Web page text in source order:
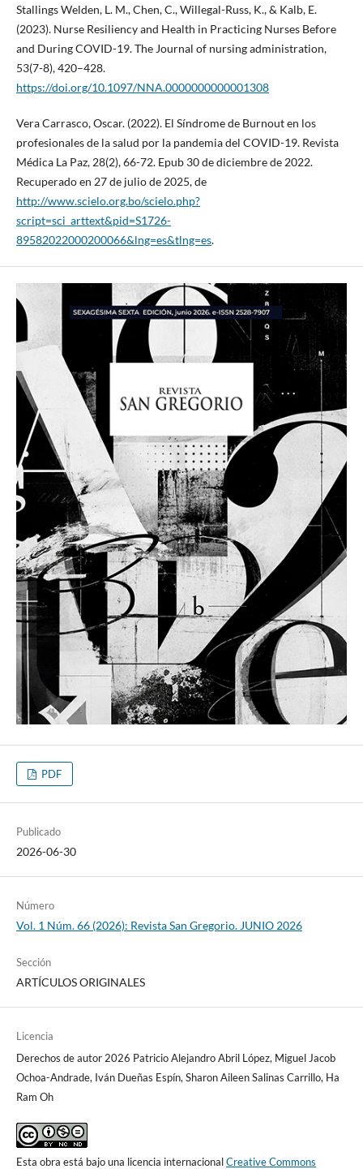
Stallings Welden, L. M., Chen, C., Willegal-Russ, K., & Kalb, E.
(2023). Nurse Resiliency and Health in Practicing Nurses Before
and During COVID-19. The Journal of nursing administration,
53(7-8), 420–428.
https://doi.org/10.1097/NNA.0000000000001308
Vera Carrasco, Oscar. (2022). El Síndrome de Burnout en los
profesionales de la salud por la pandemia del COVID-19. Revista
Médica La Paz, 28(2), 66-72. Epub 30 de diciembre de 2022.
Recuperado en 27 de julio de 2025, de
http://www.scielo.org.bo/scielo.php?
script=sci_arttext&pid=S1726-
89582022000200066&lng=es&tlng=es.
PDF
Publicado
2026-06-30
Número
Vol. 1 Núm. 66 (2026): Revista San Gregorio. JUNIO 2026
Sección
ARTÍCULOS ORIGINALES
Licencia
Derechos de autor 2026 Patricio Alejandro Abril López, Miguel Jacob
Ochoa-Andrade, Iván Dueñas Espín, Sharon Aileen Salinas Carrillo, Ha
Ram Oh
Esta obra está bajo una licencia internacionalCreative Commons